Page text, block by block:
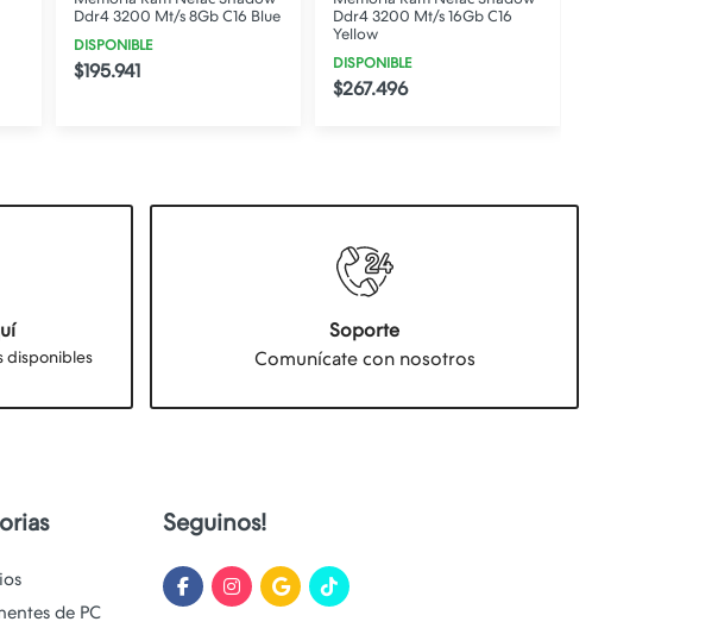
Ddr4 3200 Mt/s 8Gb C16 Blue
DISPONIBLE
$195.941
Ddr4 3200 Mt/s 16Gb C16
Yellow
DISPONIBLE
$267.496
disponibles
Soporte
Comunícate con nosotros
de PC
Seguinos!